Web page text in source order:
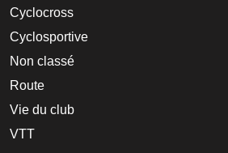
Cyclocross
Cyclosportive
Non classé
Route
Vie du club
VTT